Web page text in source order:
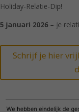
Holiday-Relatie-Dip!
5 januari 2026– je
Schrijf je hier